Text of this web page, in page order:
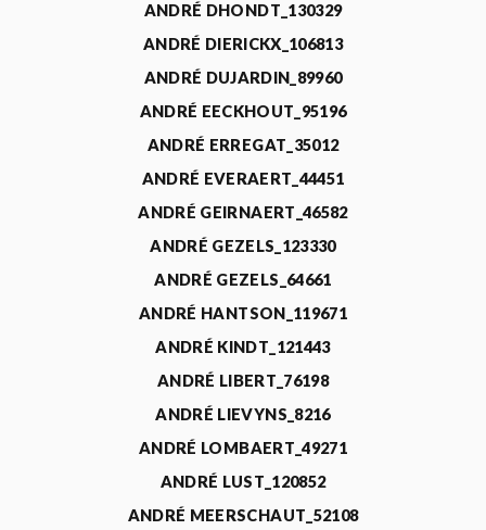
ANDRÉ DHONDT_130329
ANDRÉ DIERICKX_106813
ANDRÉ DUJARDIN_89960
ANDRÉ EECKHOUT_95196
ANDRÉ ERREGAT_35012
ANDRÉ EVERAERT_44451
ANDRÉ GEIRNAERT_46582
ANDRÉ GEZELS_123330
ANDRÉ GEZELS_64661
ANDRÉ HANTSON_119671
ANDRÉ KINDT_121443
ANDRÉ LIBERT_76198
ANDRÉ LIEVYNS_8216
ANDRÉ LOMBAERT_49271
ANDRÉ LUST_120852
ANDRÉ MEERSCHAUT_52108